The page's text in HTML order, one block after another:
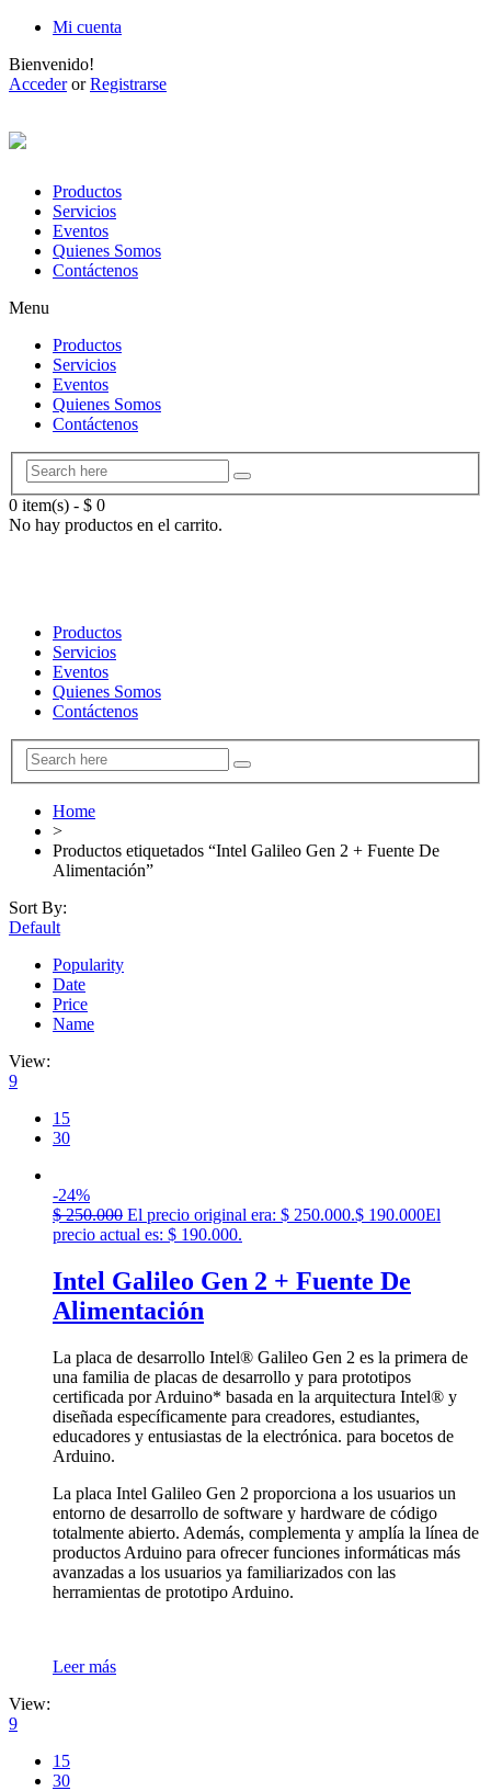
Mi cuenta
Bienvenido!
AccederorRegistrarse
Productos
Servicios
Eventos
Quienes Somos
Contáctenos
Menu
Productos
Servicios
Eventos
Quienes Somos
Contáctenos
0 item(s) - $ 0
No hay productos en el carrito.
Productos
Servicios
Eventos
Quienes Somos
Contáctenos
Home
>
Productos etiquetados “Intel Galileo Gen 2 + Fuente De
Alimentación”
Sort By:
Default
Popularity
Date
Price
Name
View:
9
15
30
-24%
$250.000 El precio original era: $ 250.000.$ 190.000El
precio actual es: $ 190.000.
Intel Galileo Gen 2 + Fuente De
Alimentación
La placa de desarrollo Intel® Galileo Gen 2 es la primera de
una familia de placas de desarrollo y para prototipos
certificada por Arduino* basada en la arquitectura Intel® y
diseñada específicamente para creadores, estudiantes,
educadores y entusiastas de la electrónica. para bocetos de
Arduino.
La placa Intel Galileo Gen 2 proporciona a los usuarios un
entorno de desarrollo de software y hardware de código
totalmente abierto. Además, complementa y amplía la línea de
productos Arduino para ofrecer funciones informáticas más
avanzadas a los usuarios ya familiarizados con las
herramientas de prototipo Arduino.
Leer más
View:
9
15
30